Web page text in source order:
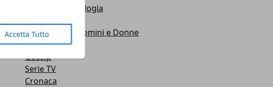
Accetta Tutto
Scienza e tecnologia
Anticipazioni Uomini e Donne
Spettacoli
Gossip
Serie TV
Cronaca